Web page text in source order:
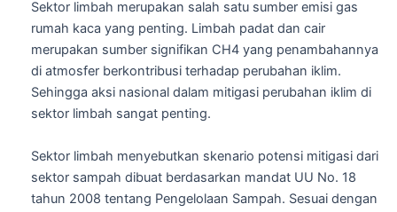
Sektor limbah merupakan salah satu sumber emisi gas
rumah kaca yang penting. Limbah padat dan cair
merupakan sumber signifikan CH4 yang penambahannya
di atmosfer berkontribusi terhadap perubahan iklim.
Sehingga aksi nasional dalam mitigasi perubahan iklim di
sektor limbah sangat penting.
Sektor limbah menyebutkan skenario potensi mitigasi dari
sektor sampah dibuat berdasarkan mandat UU No. 18
tahun 2008 tentang Pengelolaan Sampah. Sesuai dengan